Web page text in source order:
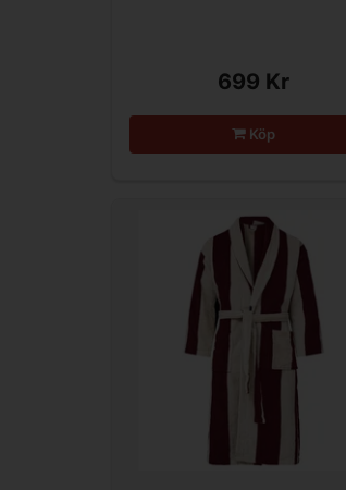
699 Kr
Köp